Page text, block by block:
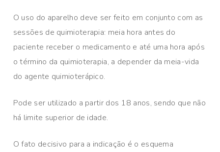
O uso do aparelho deve ser feito em conjunto com as
sessões de quimioterapia: meia hora antes do
paciente receber o medicamento e até uma hora após
o término da quimioterapia, a depender da meia-vida
do agente quimioterápico.
Pode ser utilizado a partir dos 18 anos, sendo que não
há limite superior de idade.
O fato decisivo para a indicação é o esquema